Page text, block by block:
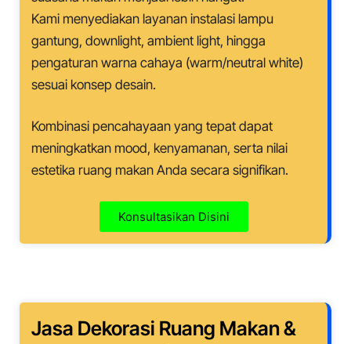
Kami menyediakan layanan instalasi lampu
gantung, downlight, ambient light, hingga
pengaturan warna cahaya (warm/neutral white)
sesuai konsep desain.
Kombinasi pencahayaan yang tepat dapat
meningkatkan mood, kenyamanan, serta nilai
estetika ruang makan Anda secara signifikan.
Konsultasikan Disini
Jasa Dekorasi Ruang Makan &